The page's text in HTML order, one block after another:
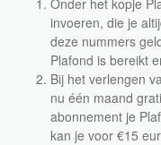
​​​​​​​​​​​​​​​​​​​​​Onder het kopje
invoeren, die je
deze nummers
Plafond is bereikt
Bij het verlengen
nu één maand
abonnement je
kan je voor €15